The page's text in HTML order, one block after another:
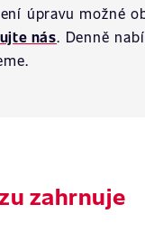
úpravu možné
nás. Denně
zahrnuje